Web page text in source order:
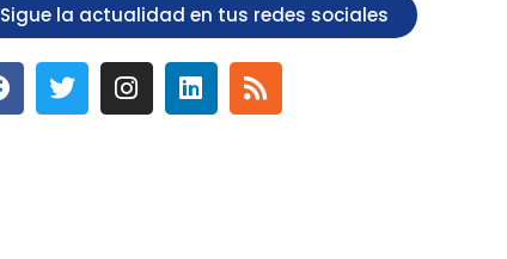
Sigue la actualidad en tus redes sociales